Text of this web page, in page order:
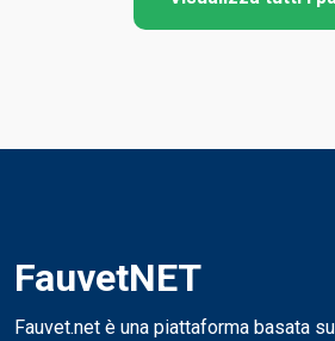
FauvetNET
Fauvet.net è una piattaforma basata